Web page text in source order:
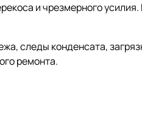
и чрезмерного
следы конденсата,
ремонта.